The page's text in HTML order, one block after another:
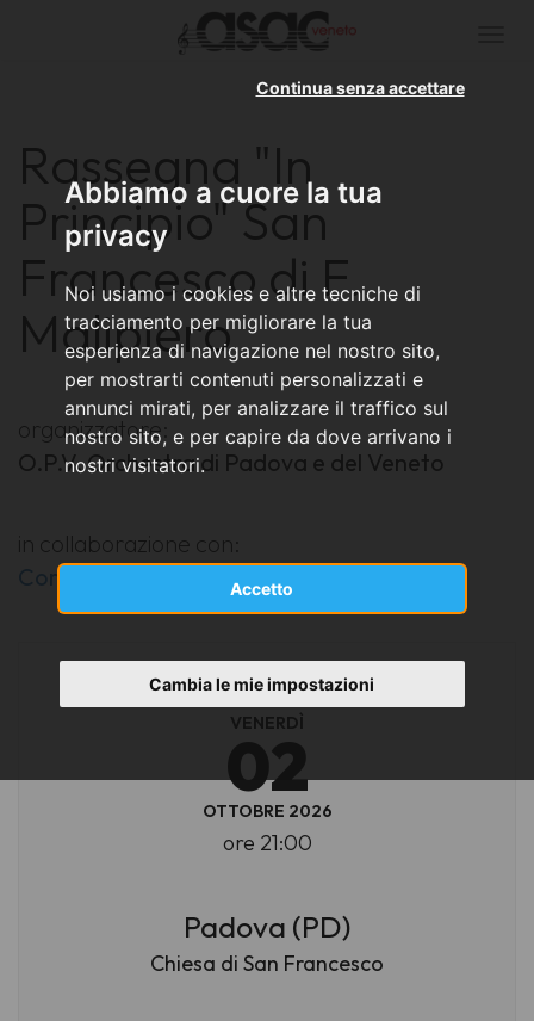
Abbiamo a cuore la tua
privacy
Noi usiamo i cookies e altre tecniche di
tracciamento per migliorare la tua
esperienza di navigazione nel nostro sito,
per mostrarti contenuti personalizzati e
annunci mirati, per analizzare il traffico sul
nostro sito, e per capire da dove arrivano i
nostri visitatori.
Accetto
Continua senza accettare
Cambia le mie impostazioni
Rassegna "In
Principio" San
Francesco di F.
Malipiero
organizzatore:
O.P.V. Orchestra di Padova e del Veneto
in collaborazione con:
Coro Città di Piazzola sul Brenta
VENERDÌ
02
OTTOBRE 2026
ore 21:00
Padova (PD)
Chiesa di San Francesco